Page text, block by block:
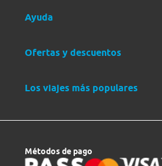
Ayuda
Ofertas y descuentos
Los viajes más populares
Métodos de pago